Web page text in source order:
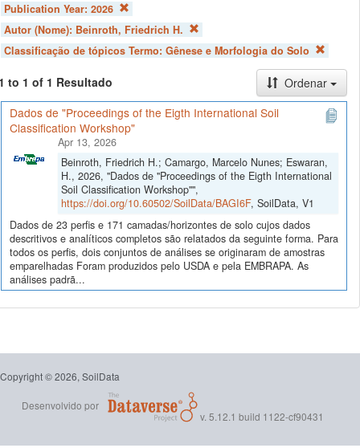
Publication Year: 2026
Autor (Nome): Beinroth, Friedrich H.
Classificação de tópicos Termo: Gênese e Morfologia do Solo
to 1 of 1 Resultado
Ordenar
Dados de "Proceedings of the Eigth International Soil
Classification Workshop"
Apr 13, 2026
Beinroth, Friedrich H.; Camargo, Marcelo Nunes; Eswaran,
H., 2026, "Dados de "Proceedings of the Eigth International
Soil Classification Workshop"",
https://doi.org/10.60502/SoilData/BAGI6F, SoilData, V1
Dados de 23 perfis e 171 camadas/horizontes de solo cujos dados
descritivos e analíticos completos são relatados da seguinte forma. Para
todos os perfis, dois conjuntos de análises se originaram de amostras
emparelhadas Foram produzidos pelo USDA e pela EMBRAPA. As
análises padrã...
Copyright © 2026, SoilData
Desenvolvido por
v. 5.12.1 build 1122-cf90431